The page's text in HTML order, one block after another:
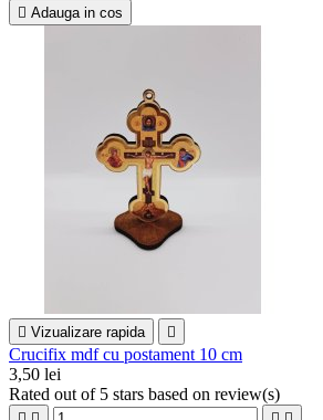
 Adauga in cos
 Vizualizare rapida 
Crucifix mdf cu postament 10 cm
3,50 lei
Rated out of 5 stars based on review(s)